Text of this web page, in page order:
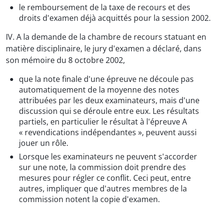
le remboursement de la taxe de recours et des
droits d'examen déjà acquittés pour la session 2002.
IV. A la demande de la chambre de recours statuant en
matière disciplinaire, le jury d'examen a déclaré, dans
son mémoire du 8 octobre 2002,
que la note finale d'une épreuve ne découle pas
automatiquement de la moyenne des notes
attribuées par les deux examinateurs, mais d'une
discussion qui se déroule entre eux. Les résultats
partiels, en particulier le résultat à l'épreuve A
« revendications indépendantes », peuvent aussi
jouer un rôle.
Lorsque les examinateurs ne peuvent s'accorder
sur une note, la commission doit prendre des
mesures pour régler ce conflit. Ceci peut, entre
autres, impliquer que d'autres membres de la
commission notent la copie d'examen.